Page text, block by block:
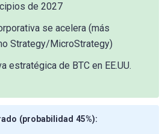
de 2027
se acelera (más
Strategy/MicroStrategy)
estratégica de BTC en EE.UU.
(probabilidad 45%):